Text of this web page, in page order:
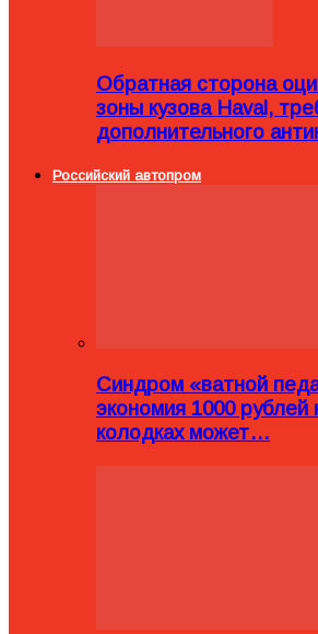
Обратная сторона
зоны кузова Haval,
дополнительного
Российский автопром
Синдром «ватной
экономия 1000 рублей
колодках может…